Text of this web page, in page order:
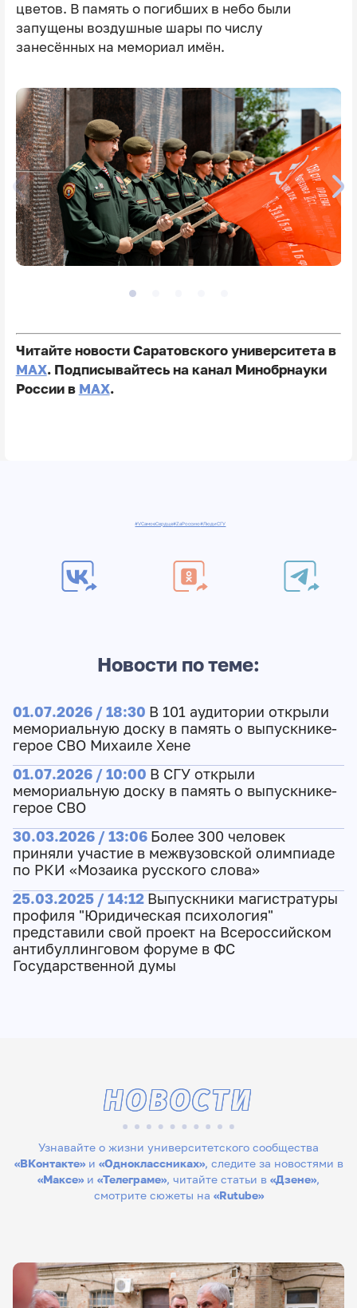
цветов. В память о погибших в небо были
запущены воздушные шары по числу
занесённых на мемориал имён.
Читайте новости Саратовского университета в
MAX. Подписывайтесь на канал Минобрнауки
России в MAX.
#VСамоеСердце#ZаРоссию#ЛюдиСГУ
Новости по теме:
01.07.2026 / 18:30 В 101 аудитории открыли
мемориальную доску в память о выпускнике-
герое СВО Михаиле Хене
01.07.2026 / 10:00 В СГУ открыли
мемориальную доску в память о выпускнике-
герое СВО
30.03.2026 / 13:06 Более 300 человек
приняли участие в межвузовской олимпиаде
по РКИ «Мозаика русского слова»
25.03.2025 / 14:12 Выпускники магистратуры
профиля "Юридическая психология"
представили свой проект на Всероссийском
антибуллинговом форуме в ФС
Государственной думы
Узнавайте о жизни университетского сообщества
«ВКонтакте»и «Одноклассниках», следите за новостями в
«Максе» и «Телеграме», читайте статьи в «Дзене»,
смотрите сюжеты на «Rutube»
НОВОСТИ